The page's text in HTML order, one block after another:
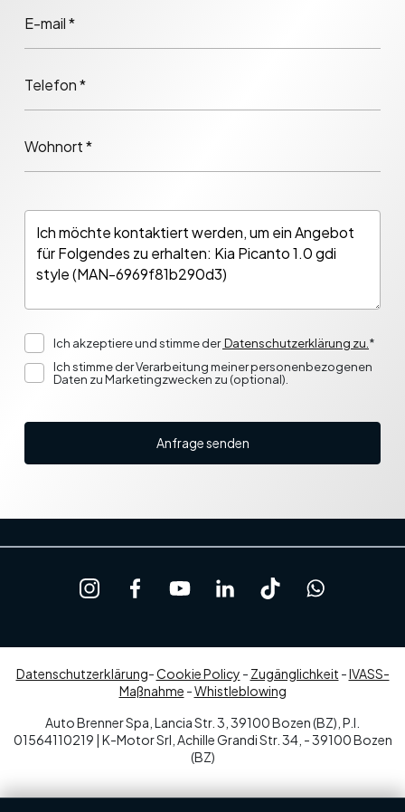
E-mail *
Telefon *
Wohnort *
Ich akzeptiere und stimme derDatenschutzerklärung zu.*
Ich stimme der Verarbeitung meiner personenbezogenen
Daten zu Marketingzwecken zu (optional).
Anfrage senden
Datenschutzerklärung-Cookie Policy - Zugänglichkeit -IVASS-
Maßnahme -Whistleblowing
Auto Brenner Spa, Lancia Str. 3, 39100 Bozen (BZ), P.I.
01564110219 | K-Motor Srl, Achille Grandi Str. 34, - 39100 Bozen
(BZ)